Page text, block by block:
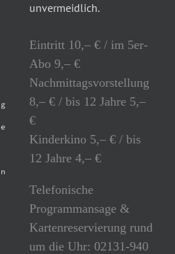
unvermeidlich.
Eintritt 10,– € / im 5er-
Abo 9,– €
Nachmittagsvorstellung
8,– € / bis 12 Jahre 5,–
€
Kinderkino 5,– € / bis
12 Jahre 4,– €
Telefonische
Programmansage &
Kartenreservierung rund
um die Uhr: 02131-940